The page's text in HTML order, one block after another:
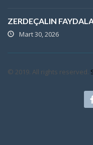
ZERDEÇALIN
Mart 30, 2026
© 2019. All rights reserved.